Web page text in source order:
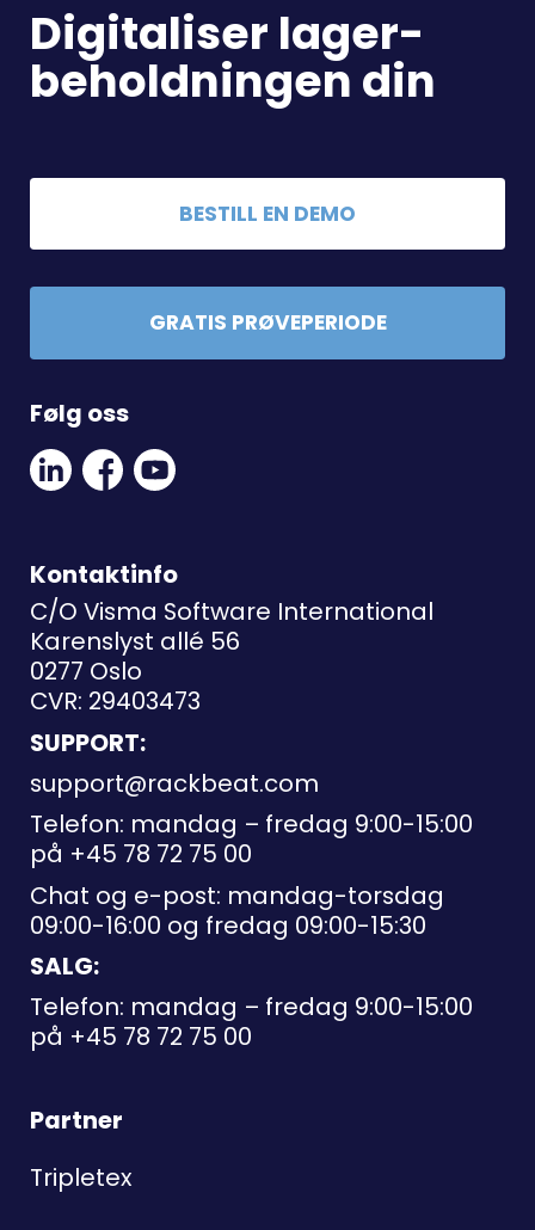
Digitaliser lager-
beholdningen din
BESTILL EN DEMO
GRATIS PRØVEPERIODE
Følg oss
Linkedin
Social
Link
Facebook
Social
Link
Youtube
Link
Kontaktinfo
C/O Visma Software International
Karenslyst allé 56
0277 Oslo
CVR: 29403473
SUPPORT:
support@rackbeat.com
Telefon: mandag – fredag 9:00-15:00
på +45 78 72 75 00
Chat og e-post: mandag-torsdag
09:00-16:00 og fredag 09:00-15:30
SALG:
Telefon: mandag – fredag 9:00-15:00
på +45 78 72 75 00
Partner
Tripletex